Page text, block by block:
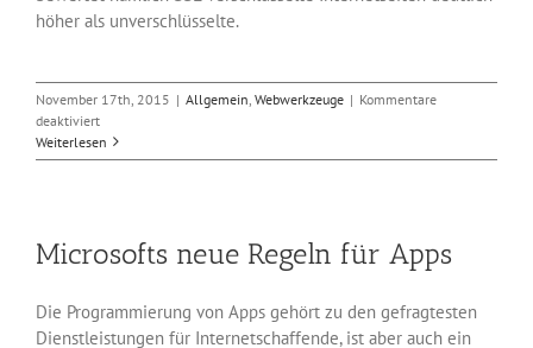
höher als unverschlüsselte.
November 17th, 2015 | Allgemein Webwerkzeuge | Kommentare
deaktiviertfür
Kostenlose
SSL-
Encrypt
Weiterlesen
Microsofts neue Regeln für Apps
Die Programmierung von Apps gehört zu den gefragtesten
Dienstleistungen für Internetschaffende, ist aber auch ein